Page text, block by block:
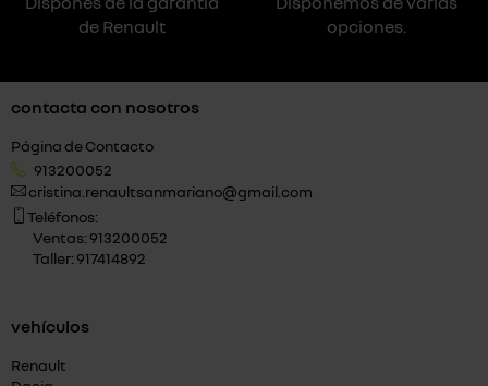
de Renault
opciones.
contacta con nosotros
Página de Contacto
913200052
cristina.renaultsanmariano@gmail.com
Teléfonos:
Ventas: 913200052
Taller: 917414892
vehículos
Renault